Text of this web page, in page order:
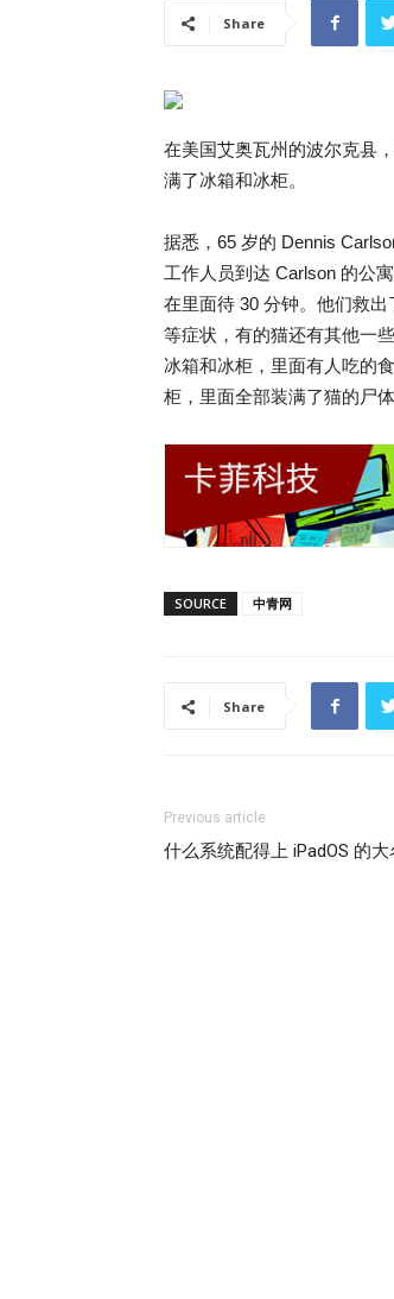
Share
在美国艾奥瓦州的波尔克县
满了冰箱和冰柜。
据悉，65 岁的 Dennis
工作人员到达 Carlson 的公
在里面待 30 分钟。他们救
等症状，有的猫还有其他一
冰箱和冰柜，里面有人吃的
柜，里面全部装满了猫的尸体
SOURCE 中青网
Share
Previous article
什么系统配得上 iPadOS 的大